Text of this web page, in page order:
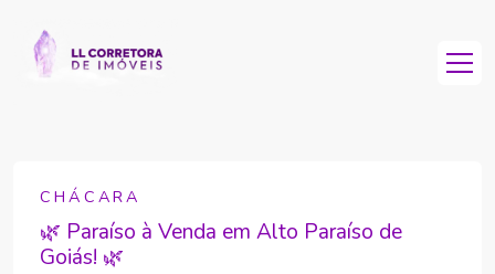
CHÁCARA
🌿 Paraíso à Venda em Alto Paraíso de
Goiás! 🌿